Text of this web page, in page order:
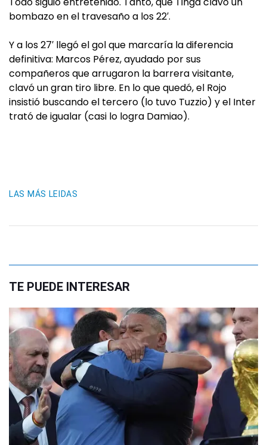
bombazo en el travesaño a los 22′.
Y a los 27′ llegó el gol que marcaría la diferencia
definitiva: Marcos Pérez, ayudado por sus
compañeros que arrugaron la barrera visitante,
clavó un gran tiro libre. En lo que quedó, el Rojo
insistió buscando el tercero (lo tuvo Tuzzio) y el Inter
trató de igualar (casi lo logra Damiao).
LAS MÁS LEIDAS
TE PUEDE INTERESAR